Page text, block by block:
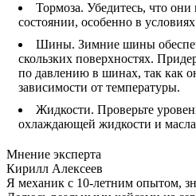
Тормоза. Убедитесь, что
состоянии, особенно в
Шины. Зимние шины
скользких поверхностях.
по давлению в шинах, так как
зависимости от температуры.
Жидкости. Проверьте
охлаждающей жидкости и
Мнение эксперта
Кирилл Алексеев
Я механик с 10-летним опытом,